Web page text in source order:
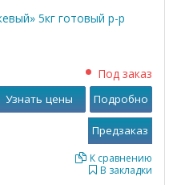
5кг готовый р-р
Под заказ
В закладки
К сравнению
Узнать цены Подробно